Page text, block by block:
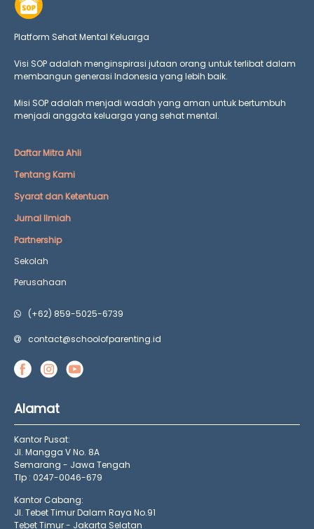
Platform Sehat Mental Keluarga
Visi SOP adalah menginspirasi jutaan orang untuk terlibat dalam
membangun generasi Indonesia yang lebih baik.
Misi SOP adalah menjadi wadah yang aman untuk bertumbuh
menjadi anggota keluarga yang sehat mental.
Daftar Mitra Ahli
Tentang Kami
Syarat dan Ketentuan
Jurnal Ilmiah
Partnership
Sekolah
Perusahaan
(+62) 859-5025-6739
contact@schoolofparenting.id
Alamat
Kantor Pusat:
Jl. Mangga V No. 8A
Semarang - Jawa Tengah
Tlp : 0247-0046-679
Kantor Cabang:
Jl. Tebet Timur Dalam Raya No.91
Tebet Timur - Jakarta Selatan